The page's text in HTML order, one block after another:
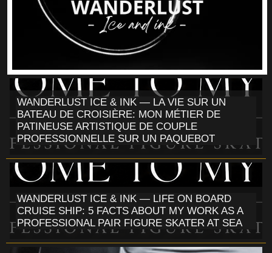
WANDERLUST ICE & INK — LA VIE SUR UN
BATEAU DE CROISIÈRE: MON MÉTIER DE
PATINEUSE ARTISTIQUE DE COUPLE
PROFESSIONNELLE SUR UN PAQUEBOT
WANDERLUST ICE & INK — LIFE ON BOARD
CRUISE SHIP: 5 FACTS ABOUT MY WORK AS A
PROFESSIONAL PAIR FIGURE SKATER AT SEA